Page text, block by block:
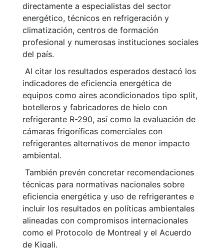
directamente a especialistas del sector
energético, técnicos en refrigeración y
climatización, centros de formación
profesional y numerosas instituciones sociales
del país.
Al citar los resultados esperados destacó los
indicadores de eficiencia energética de
equipos como aires acondicionados tipo split,
botelleros y fabricadores de hielo con
refrigerante R-290, así como la evaluación de
cámaras frigoríficas comerciales con
refrigerantes alternativos de menor impacto
ambiental.
También prevén concretar recomendaciones
técnicas para normativas nacionales sobre
eficiencia energética y uso de refrigerantes e
incluir los resultados en políticas ambientales
alineadas con compromisos internacionales
como el Protocolo de Montreal y el Acuerdo
de Kigali.